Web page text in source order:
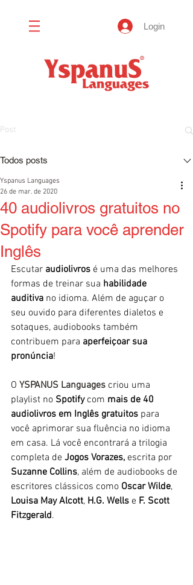
Login
Post
Todos posts
40 audiolivros gratuitos no
Spotify para você aprender
Inglês
Yspanus Languages
26 de mar. de 2020
Escutar audiolivros é uma das melhores
formas de treinar sua habilidade
auditiva no idioma. Além de aguçar o
seu ouvido para diferentes dialetos e
sotaques, audiobooks também
contribuem para aperfeiçoar sua
pronúncia!
O YSPANUS Languages criou uma
playlist no Spotify com mais de 40
audiolivros em Inglês gratuitos para
você aprimorar sua fluência no idioma
em casa. Lá você encontrará a trilogia
completa de Jogos Vorazes, escrita por
Suzanne Collins, além de audiobooks de
escritores clássicos como Oscar Wilde,
Louisa May Alcott, H.G. Wells e F. Scott
Fitzgerald.